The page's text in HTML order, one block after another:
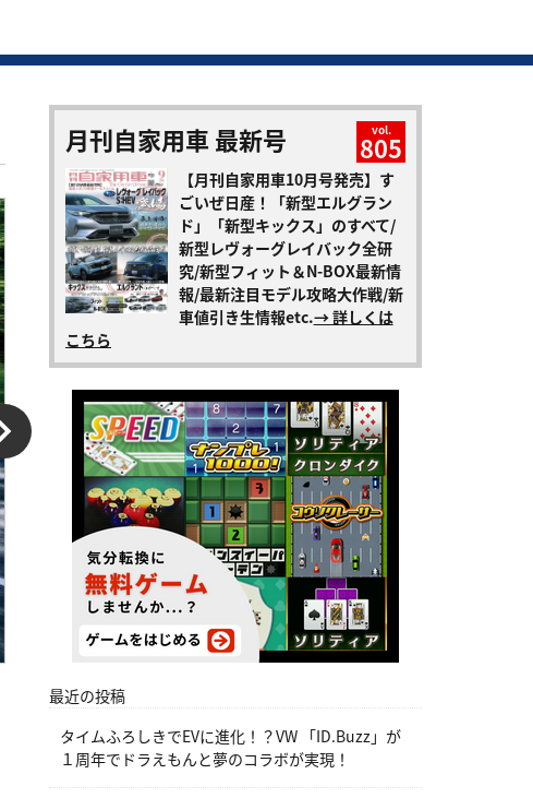
月刊自家用車 最新号 vol.
805
【月刊自家用車10月号発売】す
ごいぜ日産！「新型エルグラン
ド」「新型キックス」のすべて/
新型レヴォーグレイバック全研
究/新型フィット＆N-BOX最新情
報/最新注目モデル攻略大作戦/新
車値引き生情報etc.→ 詳しくは
こちら
最近の投稿
タイムふろしきでEVに進化！？VW 「ID.Buzz」が
１周年でドラえもんと夢のコラボが実現！